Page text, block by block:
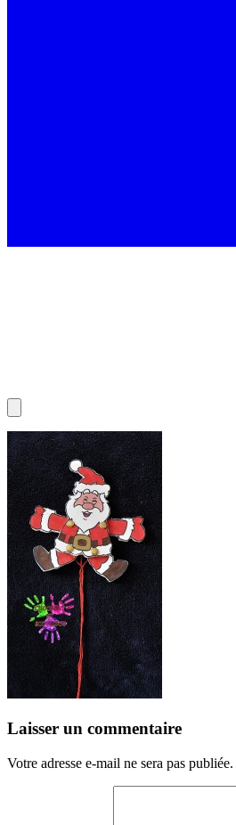
Laisser un commentaire
Votre adresse e-mail ne sera pas publiée.